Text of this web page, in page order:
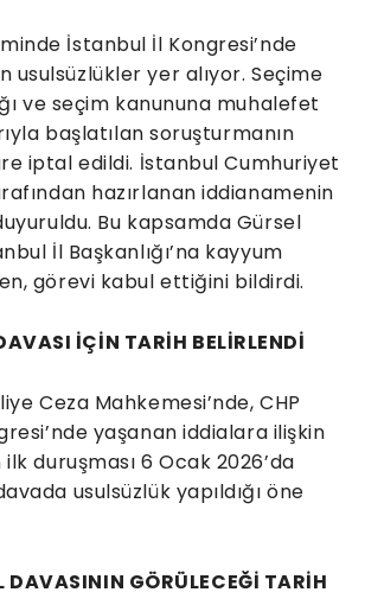
İstanbul İl Kongresi’nde
usulsüzlükler yer alıyor. Seçime
ve seçim kanununa muhalefet
başlatılan soruşturmanın
iptal edildi. İstanbul Cumhuriyet
hazırlanan iddianamenin
Bu kapsamda Gürsel
İl Başkanlığı’na kayyum
görevi kabul ettiğini bildirdi.
İÇİN TARİH BELİRLENDİ
Ceza Mahkemesi’nde, CHP
yaşanan iddialara ilişkin
ilk duruşması 6 Ocak 2026’da
usulsüzlük yapıldığı öne
DAVASININ GÖRÜLECEĞİ TARİH